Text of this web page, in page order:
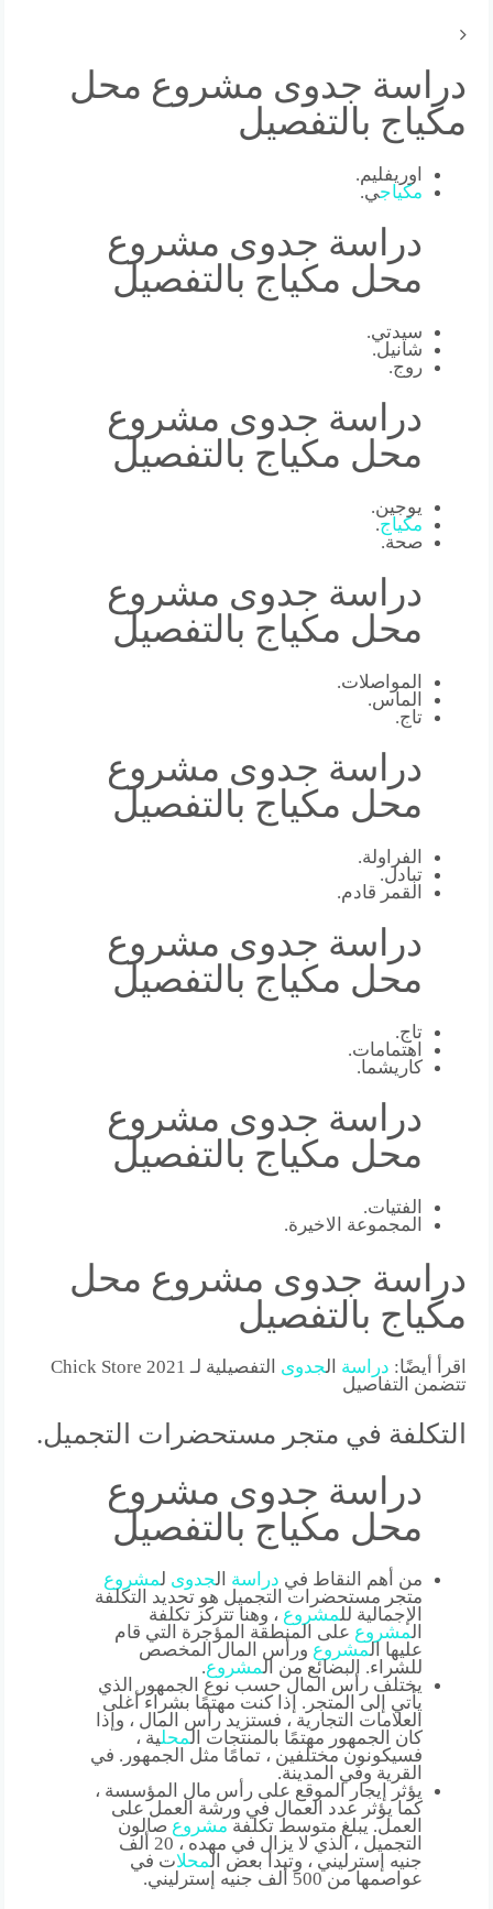
دراسة جدوى مشروع محل
مكياج بالتفصيل
اوريفليم.
مكياجي.
دراسة جدوى مشروع
محل مكياج بالتفصيل
سيدتي.
شانيل.
روج.
دراسة جدوى مشروع
محل مكياج بالتفصيل
يوجين.
مكياج.
صحة.
دراسة جدوى مشروع
محل مكياج بالتفصيل
المواصلات.
الماس.
تاج.
دراسة جدوى مشروع
محل مكياج بالتفصيل
الفراولة.
تبادل.
القمر قادم.
دراسة جدوى مشروع
محل مكياج بالتفصيل
تاج.
اهتمامات.
كاريشما.
دراسة جدوى مشروع
محل مكياج بالتفصيل
الفتيات.
المجموعة الاخيرة.
دراسة جدوى مشروع محل
مكياج بالتفصيل
اقرأ أيضًا: دراسة الجدوى
التفصيلية لـ Chick Store 2021
تتضمن التفاصيل
التكلفة في متجر مستحضرات التجميل.
دراسة جدوى مشروع
محل مكياج بالتفصيل
من أهم النقاط في دراسة الجدوى لمشروع
متجر مستحضرات التجميل هو تحديد التكلفة
الإجمالية للمشروع ، وهنا تتركز تكلفة
المشروع على المنطقة المؤجرة التي قام
عليها المشروع ورأس المال المخصص
للشراء. البضائع من المشروع.
يختلف رأس المال حسب نوع الجمهور الذي
يأتي إلى المتجر. إذا كنت مهتمًا بشراء أغلى
العلامات التجارية ، فستزيد رأس المال ، وإذا
كان الجمهور مهتمًا بالمنتجات المحلية ،
فسيكونون مختلفين ، تمامًا مثل الجمهور. في
القرية وفي المدينة.
يؤثر إيجار الموقع على رأس مال المؤسسة ،
كما يؤثر عدد العمال في ورشة العمل على
العمل. يبلغ متوسط ​​تكلفة مشروع صالون
التجميل ، الذي لا يزال في مهده ، 20 ألف
جنيه إسترليني ، وتبدأ بعض المحلات في
عواصمها من 500 ألف جنيه إسترليني.